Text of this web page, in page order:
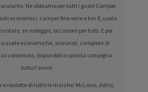
Ne abbiamo per tutti i gusti! Camper
economici, camper fine serie e km 0, usato
stato, ex-noleggio, occasioni per tutti. E poi
usate economiche, stanziali, complete di
contenuto, disponibili in pronta consegna
tutto l'anno!
e roulotte di tutte le marche: McLouis, Adria,